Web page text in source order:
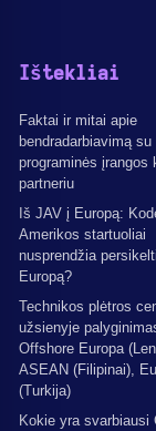
Ištekliai
Faktai ir mitai apie
bendradarbiavimą su
programinės įrangos
partneriu
Iš JAV į Europą:
Amerikos startuoliai
nusprendžia
Europą?
Technikos plėtros
užsienyje
Offshore Europa
ASEAN (Filipinai),
(Turkija)
Kokie yra svarbiausi